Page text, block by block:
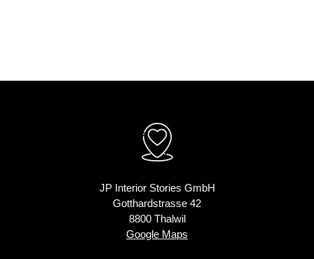
JP Interior Stories GmbH
Gotthardstrasse 42
8800 Thalwil
Google Maps